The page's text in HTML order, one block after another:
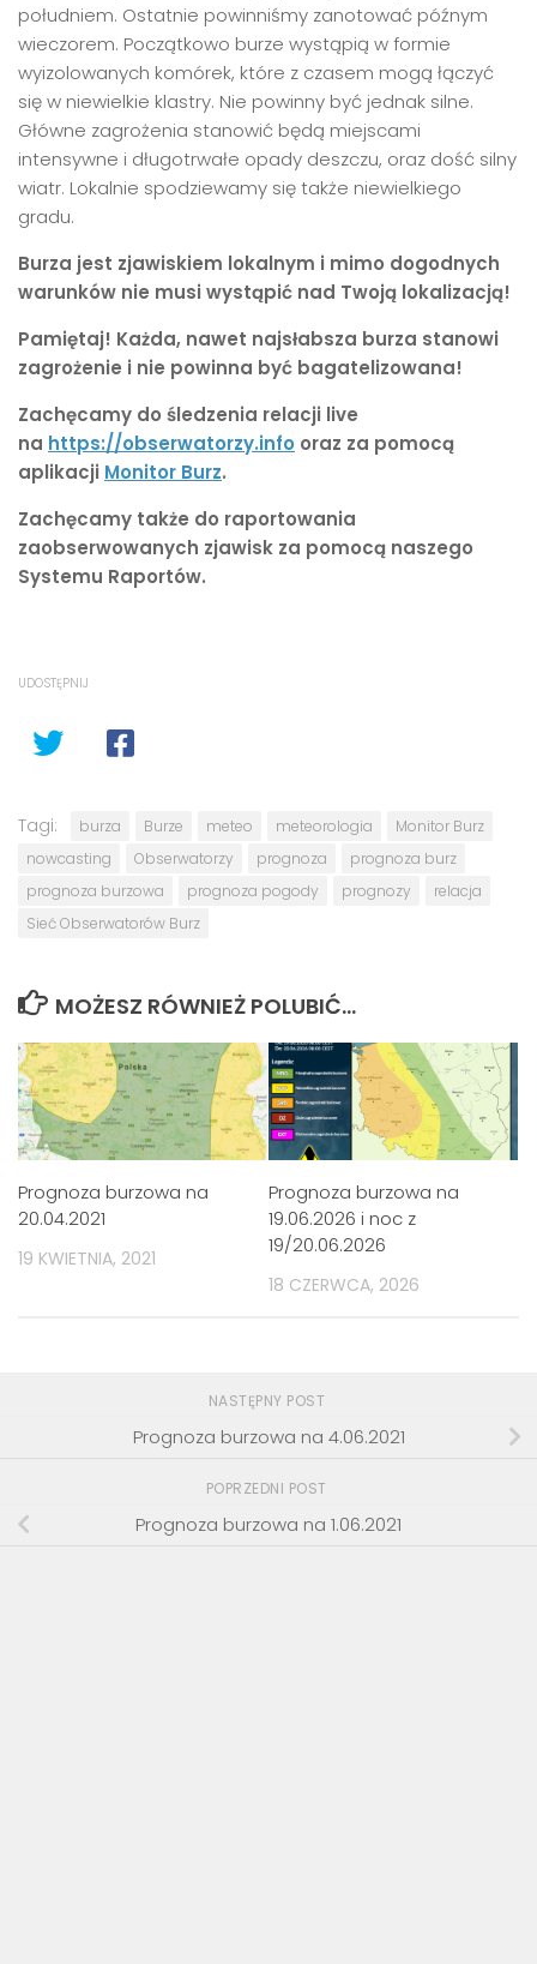
południem. Ostatnie powinniśmy zanotować późnym
wieczorem. Początkowo burze wystąpią w formie
wyizolowanych komórek, które z czasem mogą łączyć
się w niewielkie klastry. Nie powinny być jednak silne.
Główne zagrożenia stanowić będą miejscami
intensywne i długotrwałe opady deszczu, oraz dość silny
wiatr. Lokalnie spodziewamy się także niewielkiego
gradu.
Burza jest zjawiskiem lokalnym i mimo dogodnych
warunków nie musi wystąpić nad Twoją lokalizacją!
Pamiętaj! Każda, nawet najsłabsza burza stanowi
zagrożenie i nie powinna być bagatelizowana!
Zachęcamy do śledzenia relacji live
na https://obserwatorzy.info oraz za pomocą
aplikacji Monitor Burz.
Zachęcamy także do raportowania
zaobserwowanych zjawisk za pomocą naszego
Systemu Raportów.
UDOSTĘPNIJ
Tagi: burza Burze meteo meteorologia
Monitor Burz
nowcasting
Obserwatorzy prognoza
prognoza burz
prognoza burzowa
prognoza pogody prognozy
relacja
Sieć Obserwatorów Burz
MOŻESZ RÓWNIEŻ POLUBIĆ…
Prognoza burzowa na
20.04.2021
19 KWIETNIA, 2021
Prognoza burzowa na
19.06.2026 i noc z
19/20.06.2026
18 CZERWCA, 2026
NASTĘPNY POST
Prognoza burzowa na 4.06.2021
POPRZEDNI POST
Prognoza burzowa na 1.06.2021